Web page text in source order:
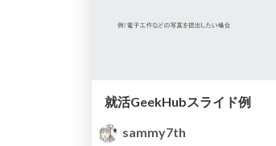
就活GeekHubスライド例
sammy7th